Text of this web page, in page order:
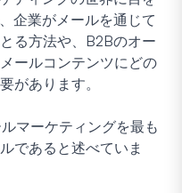
企業がメールを通じて
る方法や、B2Bのオー
ールコンテンツにどの
があります。
マーケティングを最も
であると述べていま